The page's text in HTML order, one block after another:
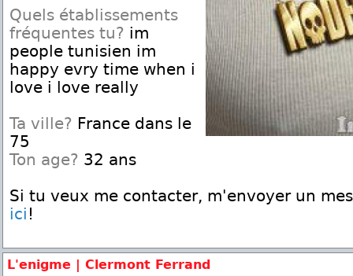
Quels établissements
fréquentes tu? im
people tunisien im
happy evry time when i
love i love really
Ta ville? France dans le
75
Ton age? 32 ans
Si tu veux me contacter, m'envoyer un
ici !
L'enigme | Clermont Ferrand